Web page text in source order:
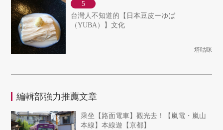
台灣人不知道的【日本豆皮ーゆば
（YUBA）】文化
塔咕咪
編輯部強力推薦文章
乘坐【路面電車】觀光去！【嵐電・嵐山
本線】本線遊【京都】